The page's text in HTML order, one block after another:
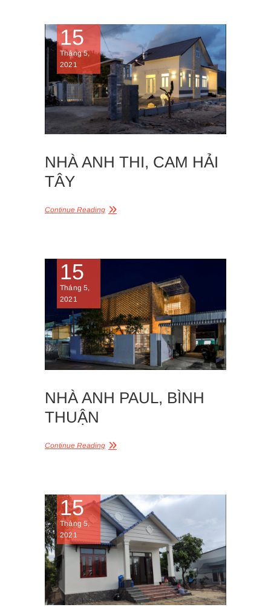
15
Tháng 5,
2021
NHÀ ANH THI, CAM HẢI
TÂY
Continue Reading
15
Tháng 5,
2021
NHÀ ANH PAUL, BÌNH
THUẬN
Continue Reading
15
Tháng 5,
2021